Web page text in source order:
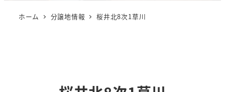
ホーム 分譲地情報 桜井北8次1草川